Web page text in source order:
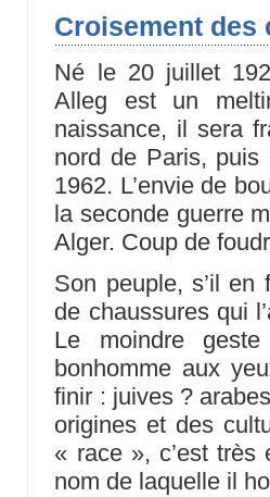
Croisement des
Né le 20 juillet
Alleg est un
naissance, il sera
nord de Paris, puis
1962. L’envie de
la seconde guerre
Alger. Coup de
Son peuple, s’il
de chaussures qui
Le moindre
bonhomme aux
finir : juives ?
origines et des
« race », c’est très
nom de laquelle il